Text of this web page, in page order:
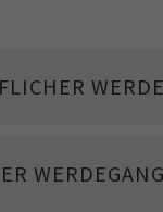
WERDEGANG